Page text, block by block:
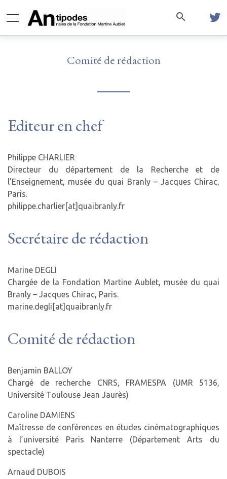
Comité de rédaction
Editeur en chef
Philippe CHARLIER
Directeur du département de la Recherche et de
l’Enseignement, musée du quai Branly – Jacques Chirac,
Paris.
philippe.charlier[at]quaibranly.fr
Secrétaire de rédaction
Marine DEGLI
Chargée de la Fondation Martine Aublet, musée du quai
Branly – Jacques Chirac, Paris.
marine.degli[at]quaibranly.fr
Comité de rédaction
Benjamin BALLOY
Chargé de recherche CNRS, FRAMESPA (UMR 5136,
Université Toulouse Jean Jaurès)
Caroline DAMIENS
Maîtresse de conférences en études cinématographiques
à l’université Paris Nanterre (Département Arts du
spectacle)
Arnaud DUBOIS